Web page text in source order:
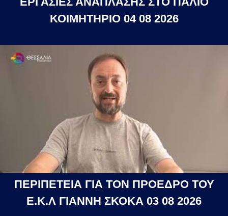
ΚΟΙΜΗΤΗΡΙΟ 04 08 2026
ΠΕΡΙΠΕΤΕΙΑ ΓΙΑ ΤΟΝ ΠΡΟΕΔΡΟ ΤΟΥ
Ε.Κ.Λ ΓΙΑΝΝΗ ΣΚΟΚΑ 03 08 2026